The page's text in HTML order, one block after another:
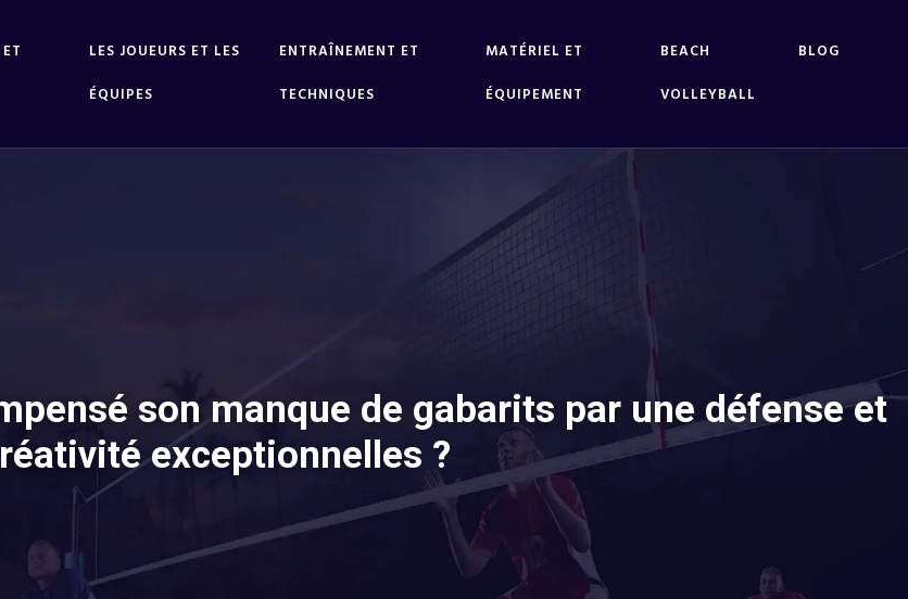
LES JOUEURS ET LES
ÉQUIPES
ENTRAÎNEMENT ET
TECHNIQUES
MATÉRIEL ET
ÉQUIPEMENT
BEACH
VOLLEYBALL
BLOG
son manque de gabarits par une défense et
exceptionnelles ?